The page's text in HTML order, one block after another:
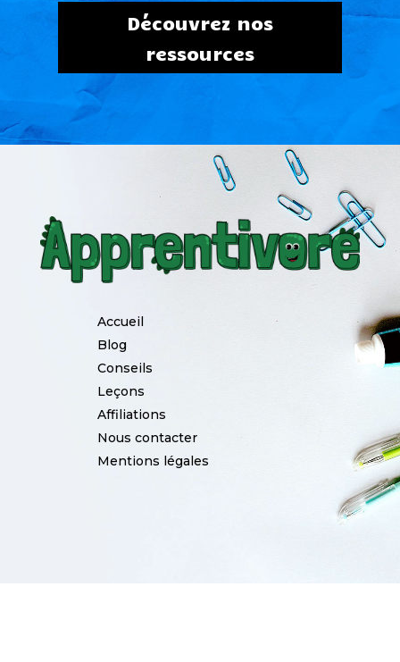
Découvrez nos
ressources
Accueil
Blog
Conseils
Leçons
Affiliations
Nous contacter
Mentions légales